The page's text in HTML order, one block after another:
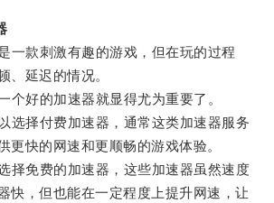
款刺激有趣的游戏，但在玩的过程
、延迟的情况。
好的加速器就显得尤为重要了。
择付费加速器，通常这类加速器服务
更快的网速和更顺畅的游戏体验。
免费的加速器，这些加速器虽然速度
快，但也能在一定程度上提升网速，让